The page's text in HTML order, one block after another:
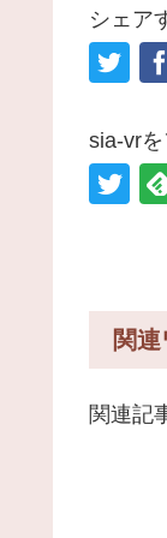
シェア
sia-vr
関
関連記